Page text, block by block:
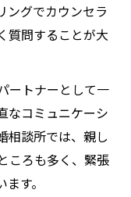
ングでカウンセラ
質問することが大
ートナーとして一
なコミュニケーシ
相談所では、親し
ころも多く、緊張
す。